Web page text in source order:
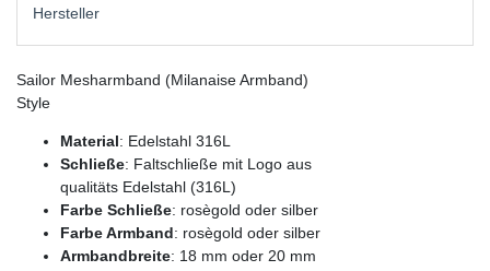
Hersteller
Sailor Mesharmband (Milanaise Armband)
Style
Material: Edelstahl 316L
Schließe: Faltschließe mit Logo aus
qualitäts Edelstahl (316L)
Farbe Schließe: rosègold oder silber
Farbe Armband: rosègold oder silber
Armbandbreite: 18 mm oder 20 mm